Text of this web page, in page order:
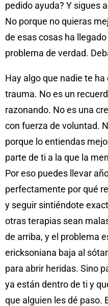
pedido ayuda? Y sigues
No porque no quieras
de esas cosas ha
problema de verdad.
Hay algo que nadie te
trauma. No es un
razonando. No es una
con fuerza de voluntad.
porque lo entiendas
parte de ti a la que la
Por eso puedes llevar
perfectamente por qué
y seguir sintiéndote
otras terapias sean
de arriba, y el problema
ericksoniana baja al
para abrir heridas. Sino
ya están dentro de ti y
que alguien les dé paso.